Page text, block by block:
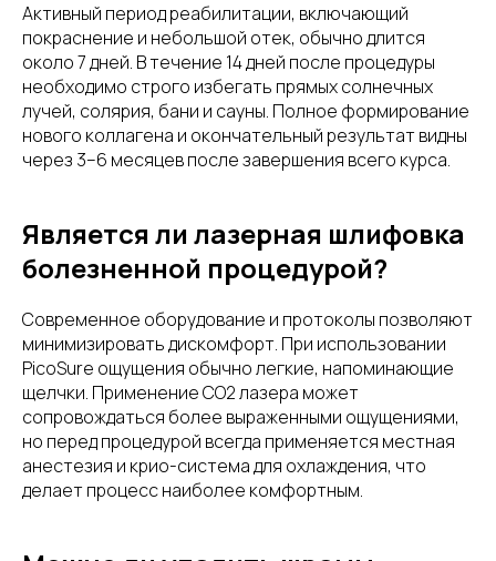
Активный период реабилитации, включающий
покраснение и небольшой отек, обычно длится
около 7 дней. В течение 14 дней после процедуры
необходимо строго избегать прямых солнечных
лучей, солярия, бани и сауны. Полное формирование
нового коллагена и окончательный результат видны
через 3–6 месяцев после завершения всего курса.
Является ли лазерная шлифовка
болезненной процедурой?
Современное оборудование и протоколы позволяют
минимизировать дискомфорт. При использовании
PicoSure ощущения обычно легкие, напоминающие
щелчки. Применение CO2 лазера может
сопровождаться более выраженными ощущениями,
но перед процедурой всегда применяется местная
анестезия и крио-система для охлаждения, что
делает процесс наиболее комфортным.